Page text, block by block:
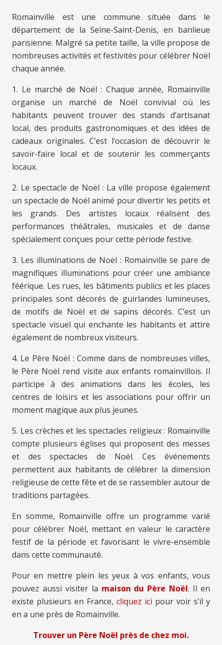
Romainville est une commune située dans le
département de la Seine-Saint-Denis, en banlieue
parisienne. Malgré sa petite taille, la ville propose de
nombreuses activités et festivités pour célébrer Noël
chaque année.
1. Le marché de Noël : Chaque année, Romainville
organise un marché de Noël convivial où les
habitants peuvent trouver des stands d’artisanat
local, des produits gastronomiques et des idées de
cadeaux originales. C’est l’occasion de découvrir le
savoir-faire local et de soutenir les commerçants
locaux.
2. Le spectacle de Noël : La ville propose également
un spectacle de Noël animé pour divertir les petits et
les grands. Des artistes locaux réalisent des
performances théâtrales, musicales et de danse
spécialement conçues pour cette période festive.
3. Les illuminations de Noël : Romainville se pare de
magnifiques illuminations pour créer une ambiance
féérique. Les rues, les bâtiments publics et les places
principales sont décorés de guirlandes lumineuses,
de motifs de Noël et de sapins décorés. C’est un
spectacle visuel qui enchante les habitants et attire
également de nombreux visiteurs.
4. Le Père Noël : Comme dans de nombreuses villes,
le Père Noël rend visite aux enfants romainvillois. Il
participe à des animations dans les écoles, les
centres de loisirs et les associations pour offrir un
moment magique aux plus jeunes.
5. Les crèches et les spectacles religieux : Romainville
compte plusieurs églises qui proposent des messes
et des spectacles de Noël. Ces événements
permettent aux habitants de célébrer la dimension
religieuse de cette fête et de se rassembler autour de
traditions partagées.
En somme, Romainville offre un programme varié
pour célébrer Noël, mettant en valeur le caractère
festif de la période et favorisant le vivre-ensemble
dans cette communauté.
Pour en mettre plein les yeux à vos enfants, vous
pouvez aussi visiter la maison du Père Noël. Il en
existe plusieurs en France, cliquez ici pour voir s’il y
en a une près de Romainville.
Trouver un Père Noël près de chez moi.